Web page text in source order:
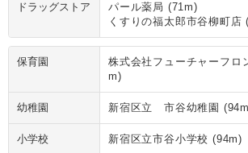
ドラッグストア
パール薬局 (71m)
くすりの福太郎市谷柳町店
保育園
株式会社フューチャーフロ
m)
幼稚園 新宿区立 市谷幼稚園
小学校 新宿区立市谷小学校 (94m)